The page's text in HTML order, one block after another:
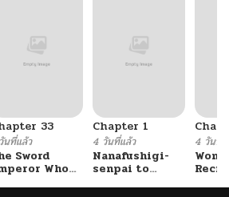
02/07/2026
33
นที่แล้ว
Sword
Who
Chapter 1
4 วันที่แล้ว
Nanafushigi-
senpai to
4 วันที่